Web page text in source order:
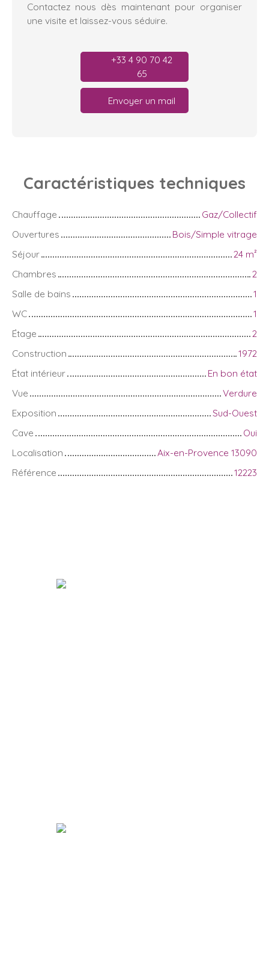
Contactez nous dès maintenant pour organiser
une visite et laissez-vous séduire.
+33 4 90 70 42
65
Envoyer un mail
Caractéristiques techniques
Chauffage
Gaz/Collectif
Ouvertures
Bois/Simple vitrage
Séjour
24 m²
Chambres
2
Salle de bains
1
WC
1
Étage
2
Construction
1972
État intérieur
En bon état
Vue
Verdure
Exposition
Sud-Ouest
Cave
Oui
Localisation
Aix-en-Provence 13090
Référence
12223